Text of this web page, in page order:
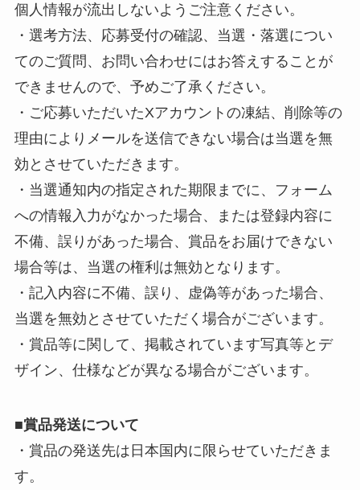
個人情報が流出しないようご注意ください。
・選考方法、応募受付の確認、当選・落選につい
てのご質問、お問い合わせにはお答えすることが
できませんので、予めご了承ください。
・ご応募いただいたXアカウントの凍結、削除等の
理由によりメールを送信できない場合は当選を無
効とさせていただきます。
・当選通知内の指定された期限までに、フォーム
への情報入力がなかった場合、または登録内容に
不備、誤りがあった場合、賞品をお届けできない
場合等は、当選の権利は無効となります。
・記入内容に不備、誤り、虚偽等があった場合、
当選を無効とさせていただく場合がございます。
・賞品等に関して、掲載されています写真等とデ
ザイン、仕様などが異なる場合がございます。
■賞品発送について
・賞品の発送先は日本国内に限らせていただきま
す。